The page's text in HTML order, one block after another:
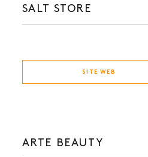
SALT STORE
SITE WEB
ARTE BEAUTY